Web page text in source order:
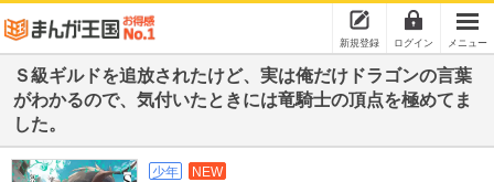
新規登録 ログイン メニュー
Ｓ級ギルドを追放されたけど、実は俺だけドラゴンの言葉
がわかるので、気付いたときには竜騎士の頂点を極めてま
した。
少年 NEW